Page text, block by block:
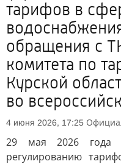
тарифов в
обращения с
комитета по
Курской
во
4 июня 2026, 17:25
29 мая 2026 года
регулированию